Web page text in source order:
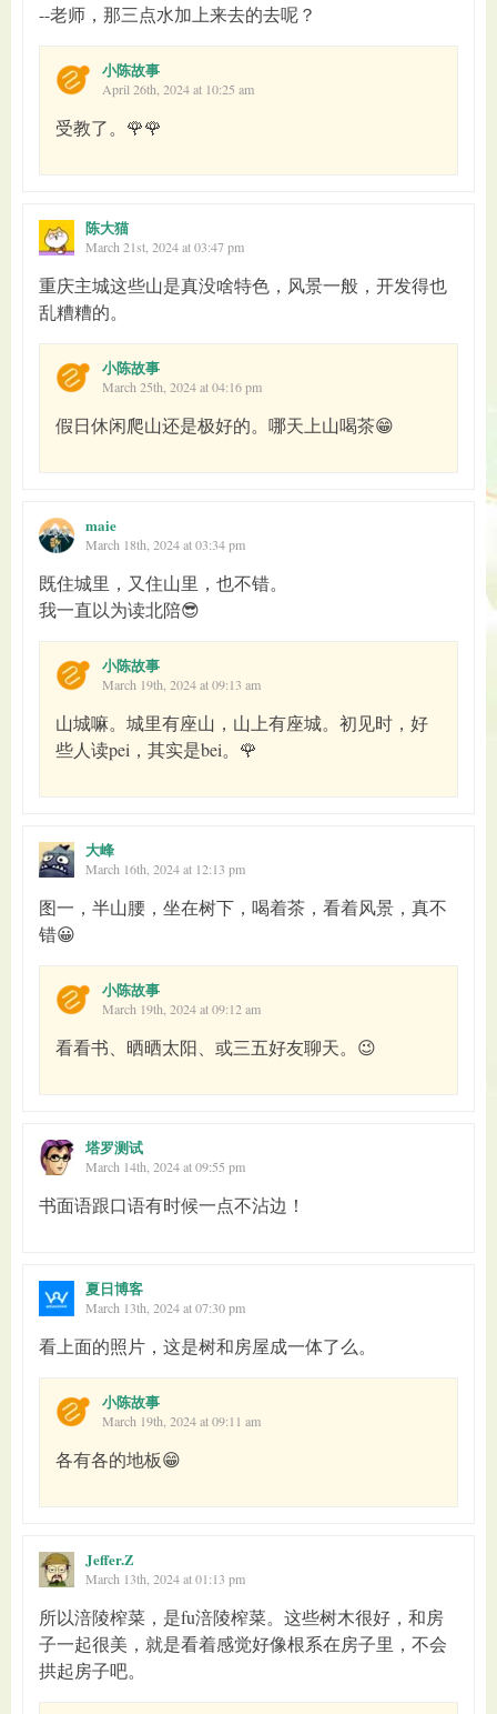
--老师，那三点水加上来去的去呢？
小陈故事
April 26th, 2024 at 10:25 am
受教了。🌹🌹
陈大猫
March 21st, 2024 at 03:47 pm
重庆主城这些山是真没啥特色，风景一般，开发得也
乱糟糟的。
小陈故事
March 25th, 2024 at 04:16 pm
假日休闲爬山还是极好的。哪天上山喝茶😁
maie
March 18th, 2024 at 03:34 pm
既住城里，又住山里，也不错。
我一直以为读北陪😎
小陈故事
March 19th, 2024 at 09:13 am
山城嘛。城里有座山，山上有座城。初见时，好
些人读pei，其实是bei。🌹
大峰
March 16th, 2024 at 12:13 pm
图一，半山腰，坐在树下，喝着茶，看着风景，真不
错😀
小陈故事
March 19th, 2024 at 09:12 am
看看书、晒晒太阳、或三五好友聊天。😉
塔罗测试
March 14th, 2024 at 09:55 pm
书面语跟口语有时候一点不沾边！
夏日博客
March 13th, 2024 at 07:30 pm
看上面的照片，这是树和房屋成一体了么。
小陈故事
March 19th, 2024 at 09:11 am
各有各的地板😁
Jeffer.Z
March 13th, 2024 at 01:13 pm
所以涪陵榨菜，是fu涪陵榨菜。这些树木很好，和房
子一起很美，就是看着感觉好像根系在房子里，不会
拱起房子吧。